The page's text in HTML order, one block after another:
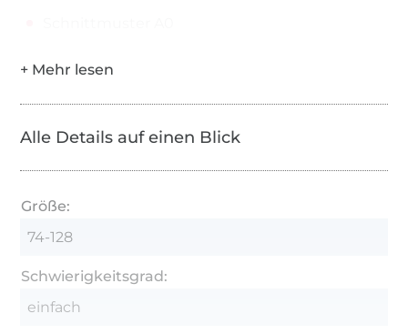
Alle Details auf einen Blick
Größe:
74-128
Schwierigkeitsgrad:
einfach